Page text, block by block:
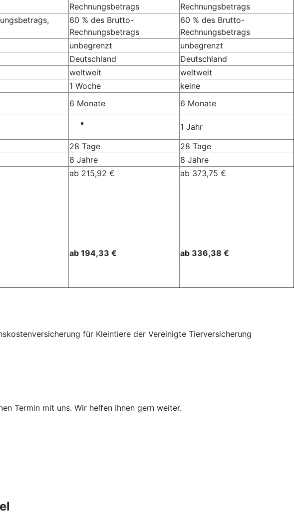
Rechnungsbetrags
Rechnungsbetrags
60 % des Brutto-
Rechnungsbetrags
60 % des Brutto-
Rechnungsbetrags
unbegrenzt
unbegrenzt
Deutschland
Deutschland
weltweit
weltweit
1 Woche
keine
6 Monate
6 Monate
1 Jahr
28 Tage
28 Tage
8 Jahre
8 Jahre
ab 215,92 €
ab 194,33 €
ab 373,75 €
ab 336,38 €
für Kleintiere der Vereinigte Tierversicherung
Termin mit uns. Wir helfen Ihnen gern weiter.